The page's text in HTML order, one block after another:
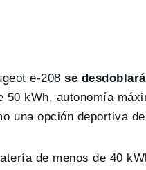
e-208se
kWh, autonomía
una opción deportiva
de menos de 40